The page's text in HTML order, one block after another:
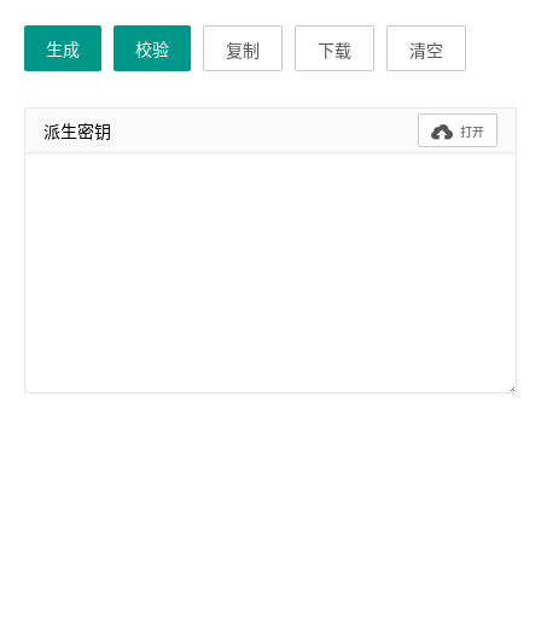
生成 校验 复制 下载 清空
派生密钥  打开